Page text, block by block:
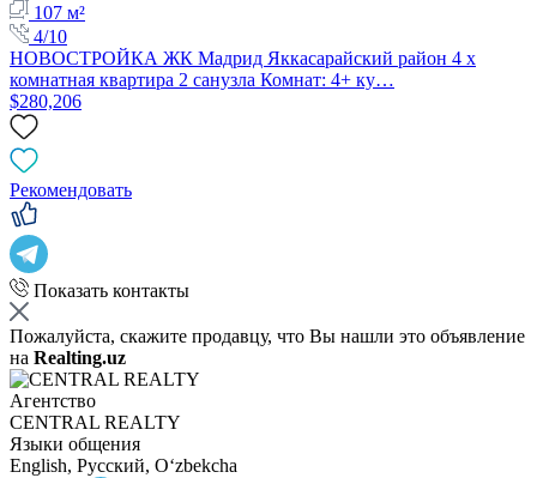
107 м²
4/10
НОВОСТРОЙКА ЖК Мадрид Яккасарайский район 4 х
комнатная квартира 2 санузла Комнат: 4+ ку…
$280,206
Рекомендовать
Показать контакты
Пожалуйста, скажите продавцу, что Вы нашли это объявление
на Realting.uz
Агентство
CENTRAL REALTY
Языки общения
English, Русский, Oʻzbekcha